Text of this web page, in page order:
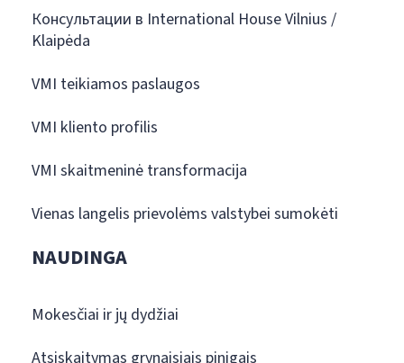
Консультации в International House Vilnius /
Klaipėda
VMI teikiamos paslaugos
VMI kliento profilis
VMI skaitmeninė transformacija
Vienas langelis prievolėms valstybei sumokėti
NAUDINGA
Mokesčiai ir jų dydžiai
Atsiskaitymas grynaisiais pinigais